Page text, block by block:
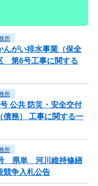
所
んがい排水事業（保全
第6号工事に関する
所
公共 防災・安全交付
債務） 工事に関する一
所
号 県単 河川維持修繕
競争入札公告